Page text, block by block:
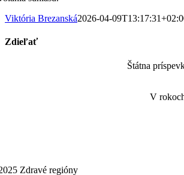
Viktória Brezanská2026-04-
Zdieľať
Štátna
V
Zdravé regióny